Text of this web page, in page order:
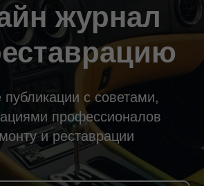
журнал
с советами,
профессионалов
и реставрации